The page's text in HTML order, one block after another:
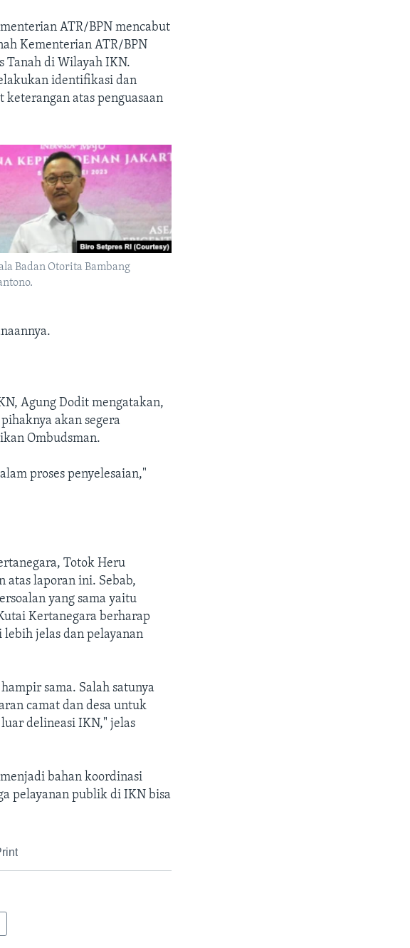
ATR/BPN mencabut
Kementerian ATR/BPN
Tanah di Wilayah IKN.
identifikasi dan
atas penguasaan
Badan Otorita Bambang
Agung Dodit mengatakan,
akan segera
Ombudsman.
proses penyelesaian,"
Totok Heru
atas laporan ini. Sebab,
yang sama yaitu
Kertanegara berharap
jelas dan pelayanan
sama. Salah satunya
camat dan desa untuk
delineasi IKN," jelas
bahan koordinasi
pelayanan publik di IKN bisa